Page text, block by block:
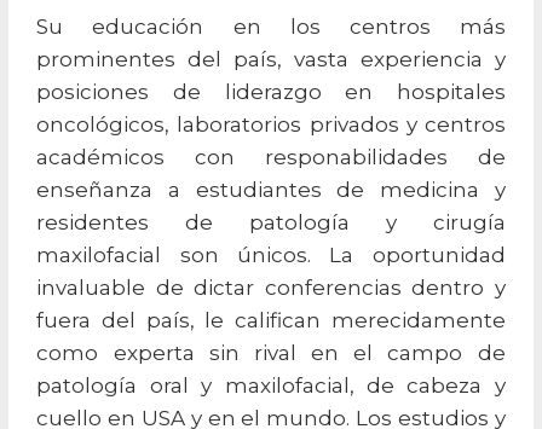
Su educación en los centros más
prominentes del país, vasta experiencia y
posiciones de liderazgo en hospitales
oncológicos, laboratorios privados y centros
académicos con responabilidades de
enseñanza a estudiantes de medicina y
residentes de patología y cirugía
maxilofacial son únicos. La oportunidad
invaluable de dictar conferencias dentro y
fuera del país, le califican merecidamente
como experta sin rival en el campo de
patología oral y maxilofacial, de cabeza y
cuello en USA y en el mundo. Los estudios y